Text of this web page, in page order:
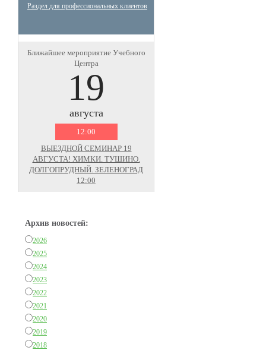
Раздел для профессиональных клиентов
Ближайшее мероприятие Учебного
Центра
19
августа
12:00
ВЫЕЗДНОЙ СЕМИНАР 19
АВГУСТА! ХИМКИ. ТУШИНО.
ДОЛГОПРУДНЫЙ. ЗЕЛЕНОГРАД
12:00
Архив новостей:
2026
2025
2024
2023
2022
2021
2020
2019
2018